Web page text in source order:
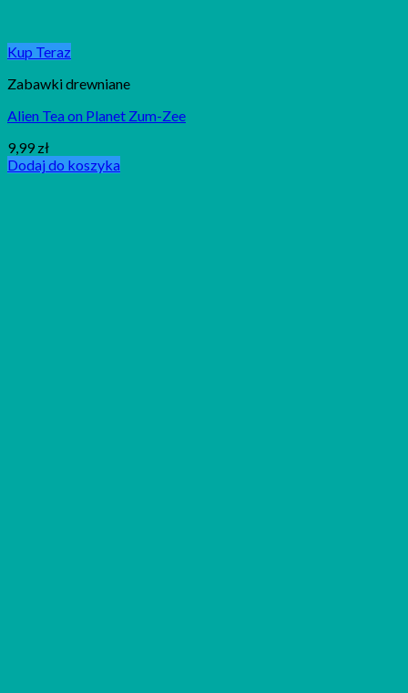
Kup Teraz
Zabawki drewniane
Alien Tea on Planet Zum-Zee
9,99 zł
Dodaj do koszyka